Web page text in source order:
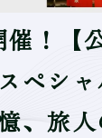
！【
ペシ
、旅